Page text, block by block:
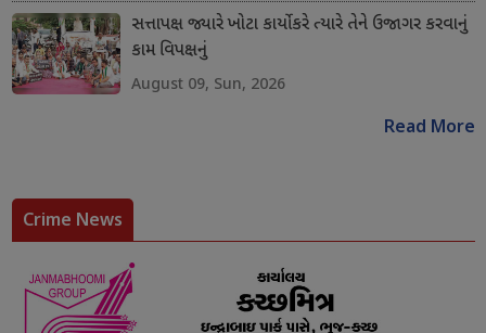
સત્તાપક્ષ જ્યારે ખોટા કાર્યો કરે ત્યારે તેને ઉજાગર કરવાનું
કામ વિપક્ષનું
August 09, Sun, 2026
Read More
Crime News